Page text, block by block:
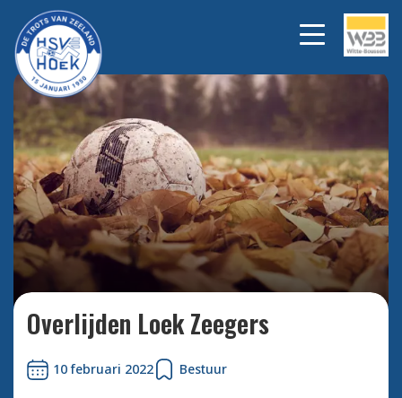
Bekijk alle foto's
Overlijden Loek Zeegers
10 februari 2022 Bestuur